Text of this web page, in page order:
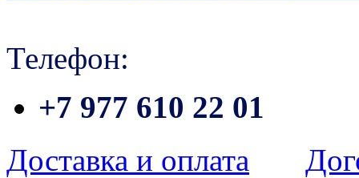
Телефон:
+7 977 610 22 01
Доставка и оплата